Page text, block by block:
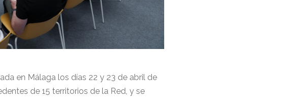
en Málaga los días 22 y 23 de abril de
de 15 territorios de la Red, y se